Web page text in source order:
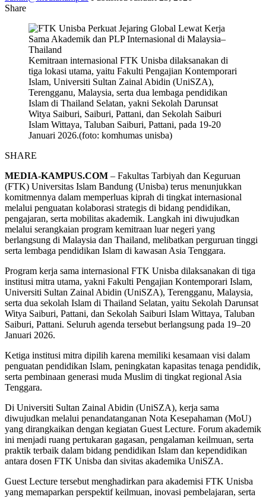
Share
Kemitraan internasional FTK Unisba dilaksanakan di
tiga lokasi utama, yaitu Fakulti Pengajian Kontemporari
Islam, Universiti Sultan Zainal Abidin (UniSZA),
Terengganu, Malaysia, serta dua lembaga pendidikan
Islam di Thailand Selatan, yakni Sekolah Darunsat
Witya Saiburi, Saiburi, Pattani, dan Sekolah Saiburi
Islam Wittaya, Taluban Saiburi, Pattani, pada 19-20
Januari 2026.(foto: komhumas unisba)
SHARE
MEDIA-KAMPUS.COM – Fakultas Tarbiyah dan Keguruan
(FTK) Universitas Islam Bandung (Unisba) terus menunjukkan
komitmennya dalam memperluas kiprah di tingkat internasional
melalui penguatan kolaborasi strategis di bidang pendidikan,
pengajaran, serta mobilitas akademik. Langkah ini diwujudkan
melalui serangkaian program kemitraan luar negeri yang
berlangsung di Malaysia dan Thailand, melibatkan perguruan tinggi
serta lembaga pendidikan Islam di kawasan Asia Tenggara.
Program kerja sama internasional FTK Unisba dilaksanakan di tiga
institusi mitra utama, yakni Fakulti Pengajian Kontemporari Islam,
Universiti Sultan Zainal Abidin (UniSZA), Terengganu, Malaysia,
serta dua sekolah Islam di Thailand Selatan, yaitu Sekolah Darunsat
Witya Saiburi, Pattani, dan Sekolah Saiburi Islam Wittaya, Taluban
Saiburi, Pattani. Seluruh agenda tersebut berlangsung pada 19–20
Januari 2026.
Ketiga institusi mitra dipilih karena memiliki kesamaan visi dalam
penguatan pendidikan Islam, peningkatan kapasitas tenaga pendidik,
serta pembinaan generasi muda Muslim di tingkat regional Asia
Tenggara.
Di Universiti Sultan Zainal Abidin (UniSZA), kerja sama
diwujudkan melalui penandatanganan Nota Kesepahaman (MoU)
yang dirangkaikan dengan kegiatan Guest Lecture. Forum akademik
ini menjadi ruang pertukaran gagasan, pengalaman keilmuan, serta
praktik terbaik dalam bidang pendidikan Islam dan kependidikan
antara dosen FTK Unisba dan sivitas akademika UniSZA.
Guest Lecture tersebut menghadirkan para akademisi FTK Unisba
yang memaparkan perspektif keilmuan, inovasi pembelajaran, serta